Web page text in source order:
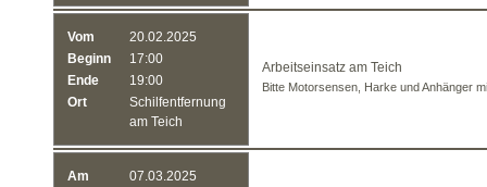
Vom
20.02.2025
Beginn
17:00
Ende
19:00
Ort
Schilfentfernung
am Teich
Arbeitseinsatz am Teich
Bitte Motorsensen, Harke und Anhänger
Am
07.03.2025